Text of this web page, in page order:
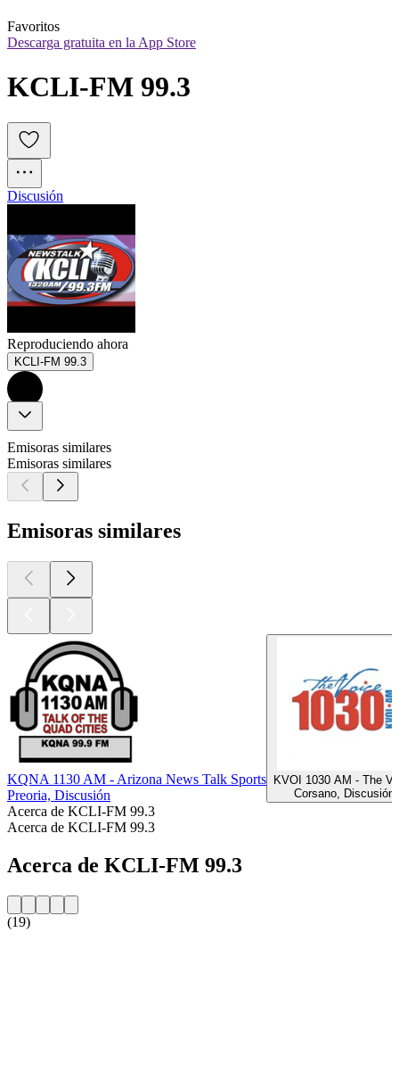
Favoritos
Descarga gratuita en la App Store
KCLI-FM 99.3
Discusión
Reproduciendo ahora
KCLI-FM 99.3
Emisoras similares
Emisoras similares
Emisoras similares
KQNA 1130 AM - Arizona News Talk Sports
Preoria, Discusión
KVOI 1030 AM - The
Corsano, Discusión
Acerca de KCLI-FM 99.3
Acerca de KCLI-FM 99.3
Acerca de KCLI-FM 99.3
(19)